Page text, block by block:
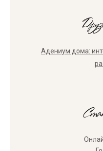
Адениум дома: